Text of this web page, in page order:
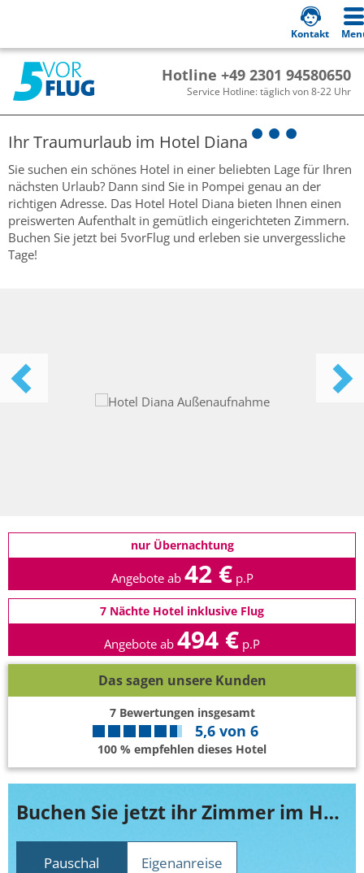
Hotline +49 2301 94580650
Service Hotline: täglich von 8-22 Uhr
Kontakt
Ihr Traumurlaub im Hotel Diana
Sie suchen ein schönes Hotel in einer beliebten Lage für Ihren
nächsten Urlaub? Dann sind Sie in Pompei genau an der
richtigen Adresse. Das Hotel Hotel Diana bieten Ihnen einen
preiswerten Aufenthalt in gemütlich eingerichteten Zimmern.
Buchen Sie jetzt bei 5vorFlug und erleben sie unvergessliche
Tage!
nur Übernachtung
Angebote ab 42 € p.P
7 Nächte Hotel inklusive Flug
Angebote ab 494 € p.P
Das sagen unsere Kunden
7Bewertungen insgesamt
5,6 von 6
100 % empfehlen dieses Hotel
Buchen Sie jetzt ihr Zimmer im Hotel Diana
Pauschal Eigenanreise